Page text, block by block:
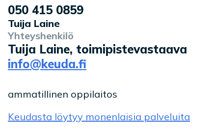
050 415 0859
Tuija Laine
Yhteyshenkilö
Tuija Laine, toimipistevastaava
info@keuda.fi
ammatillinen oppilaitos
Keudasta löytyy monenlaisia palveluita